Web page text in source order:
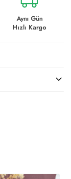
Aynı Gün
Hızlı Kargo